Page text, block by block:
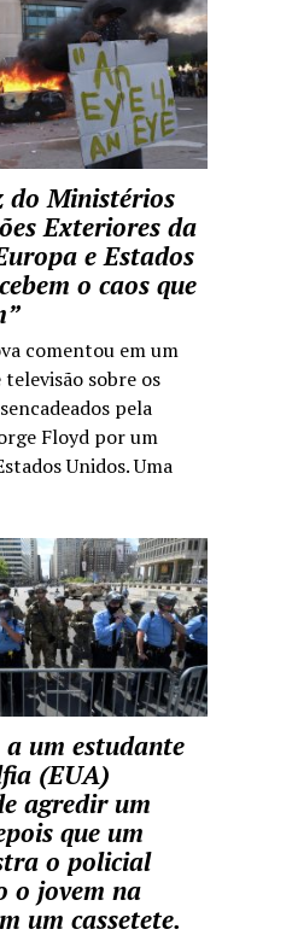
do Ministérios
Exteriores da
e Estados
o caos que
comentou em um
sobre os
pela
Floyd por um
Unidos. Uma
um estudante
(EUA)
agredir um
que um
o policial
o jovem na
um cassetete.